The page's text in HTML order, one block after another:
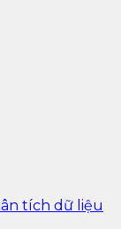
tích dữ liệu